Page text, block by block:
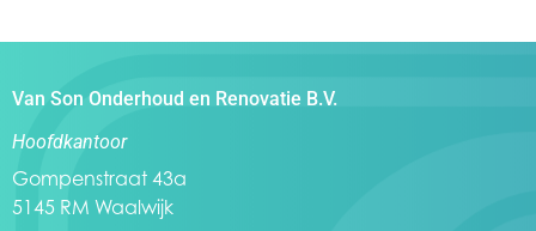
Van Son Onderhoud en Renovatie B.V.
Hoofdkantoor
Gompenstraat 43a
5145 RM Waalwijk